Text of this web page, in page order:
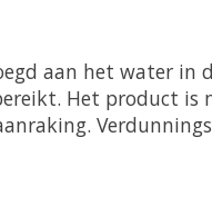
aan het water
Het product